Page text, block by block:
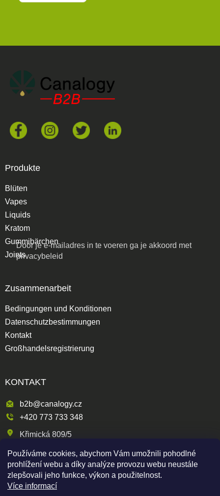
Používáme cookies, abychom Vám umožnili pohodlné
prohlížení webu a díky analýze provozu webu neustále
zlepšovali jeho funkce, výkon a použitelnost.
Více informací
Door je e-mailadres in te voeren ga je akkoord met
privacybeleid
Produkte
Blüten
Vapes
Liquids
Kratom
Gummibärchen
Joints
Zusammenarbeit
Bedingungen und Konditionen
Datenschutzbestimmungen
Kontakt
Großhandelsregistrierung
KONTAKT
b2b@canalogy.cz
+420 773 733 348
Křimická 809/5
318 00 Plzeň 3-Skvrňany
Česká republika